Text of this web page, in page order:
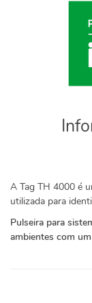
A Tag TH 4000 é
utilizada para
Pulseira para
ambientes com